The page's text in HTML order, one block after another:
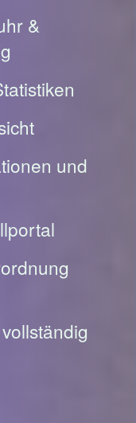
&
und